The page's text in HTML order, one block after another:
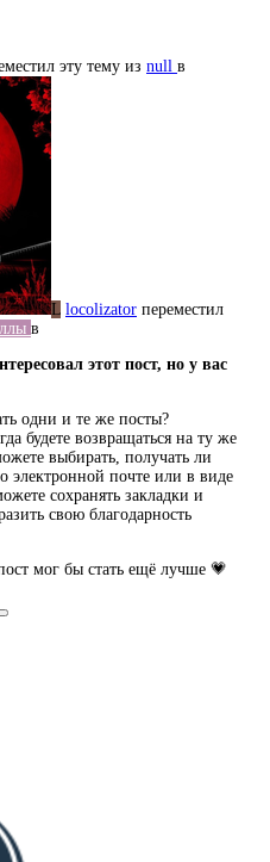
эту тему из null в
L locolizator переместил
в
этот пост, но у вас
одни и те же посты?
будете возвращаться на ту же
выбирать, получать ли
электронной почте или в виде
сохранять закладки и
свою благодарность
мог бы стать ещё лучше 💗